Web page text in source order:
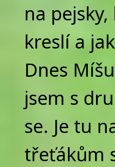
na
kreslí a
Dnes
jsem s
se. Je tu
třeťákům